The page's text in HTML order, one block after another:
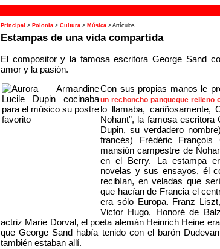
Principal > Polonia > Cultura > Música > Artículos
Estampas de una vida compartida
El compositor y la famosa escritora George Sand
amor y la pasión.
Con sus propias manos le
un rechoncho panqueque relleno
lo llamaba, cariñosamente,
Nohant”, la famosa escritora
Dupin, su verdadero
francés) Frédéric
mansión campestre de
en el Berry. La estampa
novelas y sus ensayos, él
recibían, en veladas que
que hacían de Francia el
era sólo Europa. Franz
Victor Hugo, Honoré de
actriz Marie Dorval, el poeta alemán Heinrich Heine
que George Sand había tenido con el barón
también estaban allí.